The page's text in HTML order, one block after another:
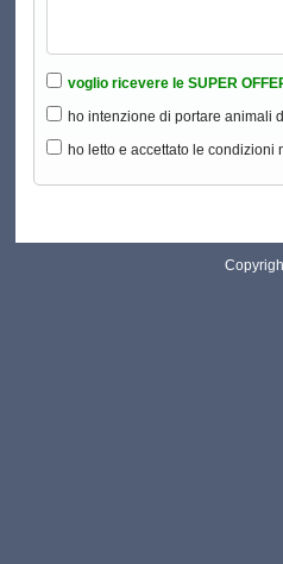
voglio ricevere le SUPER
ho intenzione di portare animali
ho letto e accettato le condizioni